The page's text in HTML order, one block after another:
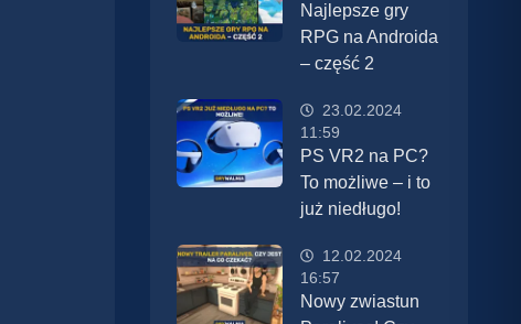
Najlepsze gry
RPG na Androida
– część 2
23.02.2024
11:59
PS VR2 na PC?
To możliwe – i to
już niedługo!
12.02.2024
16:57
Nowy zwiastun